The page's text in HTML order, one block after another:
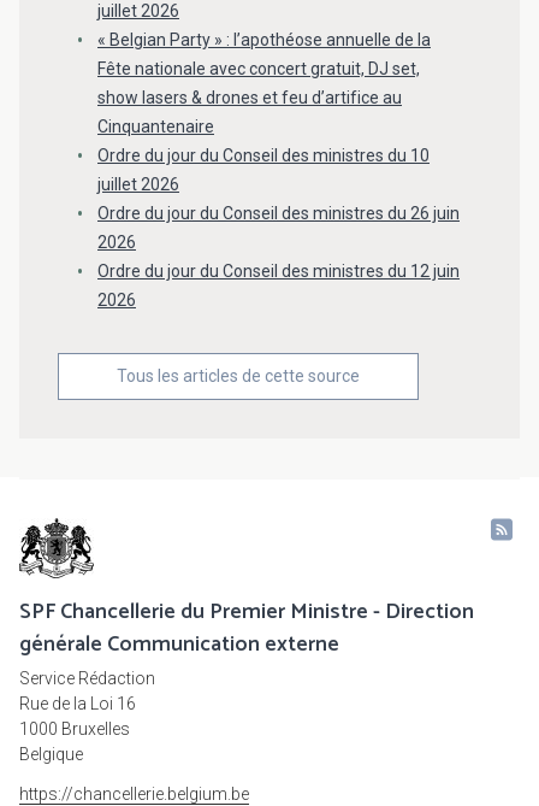
juillet 2026
« Belgian Party » : l’apothéose annuelle de la
Fête nationale avec concert gratuit, DJ set,
show lasers & drones et feu d’artifice au
Cinquantenaire
Ordre du jour du Conseil des ministres du 10
juillet 2026
Ordre du jour du Conseil des ministres du 26 juin
2026
Ordre du jour du Conseil des ministres du 12 juin
2026
Tous les articles de cette source
SPF Chancellerie du Premier Ministre - Direction
générale Communication externe
Service Rédaction
Rue de la Loi 16
1000 Bruxelles
Belgique
https://chancellerie.belgium.be